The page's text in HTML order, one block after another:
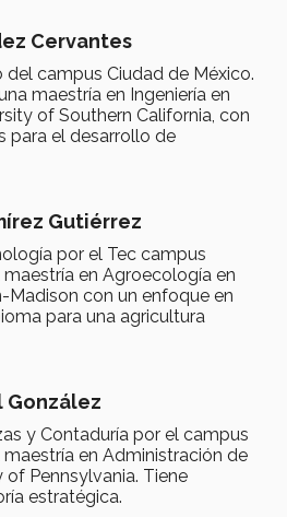
Cervantes
del campus Ciudad de México.
maestría en Ingeniería en
of Southern California, con
para el desarrollo de
Gutiérrez
por el Tec campus
maestría en Agroecología en
Madison con un enfoque en
para una agricultura
González
y Contaduría por el campus
maestría en Administración de
of Pennsylvania. Tiene
estratégica.